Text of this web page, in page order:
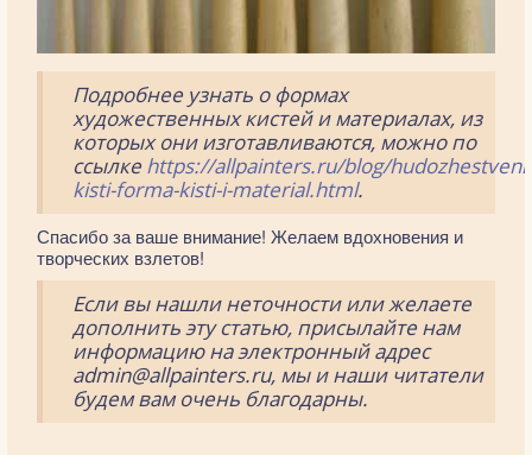
Подробнее узнать о формах
художественных кистей и материалах, из
которых они изготавливаются, можно по
ссылке https://allpainters.ru/blog/
kisti-forma-kisti-i-material.html.
Спасибо за ваше внимание! Желаем вдохновения и
творческих взлетов!
Если вы нашли неточности или желаете
дополнить эту статью, присылайте нам
информацию на электронный адрес
admin@allpainters.ru, мы и наши читатели
будем вам очень благодарны.